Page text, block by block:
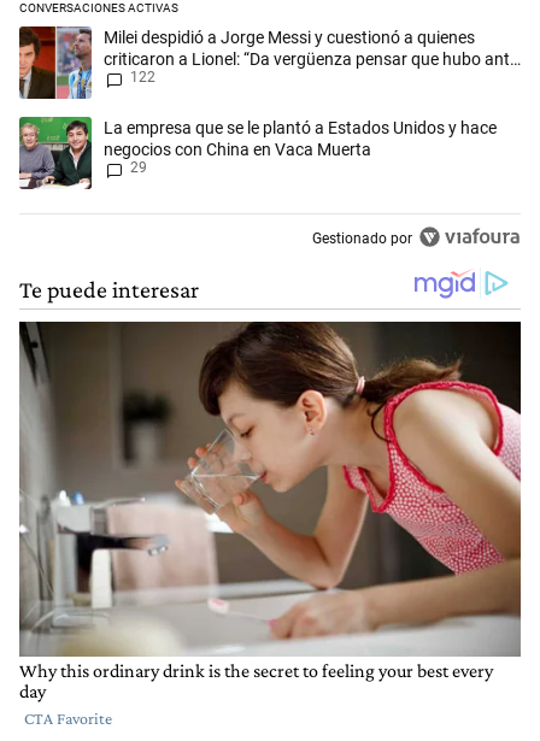
CONVERSACIONES ACTIVAS
Este listado muestra los artículos con más comentarios en los
Un artículo de tendencia con el título "Milei despidió a Jorge Messi y
Milei despidió a Jorge Messi y cuestionó a quienes
criticaron a Lionel: “Da vergüenza pensar que hubo anti-
Messi”
122
Un artículo de tendencia con el título "La empresa que se le plantó a
La empresa que se le plantó a Estados Unidos y hace
negocios con China en Vaca Muerta
29
Gestionado por